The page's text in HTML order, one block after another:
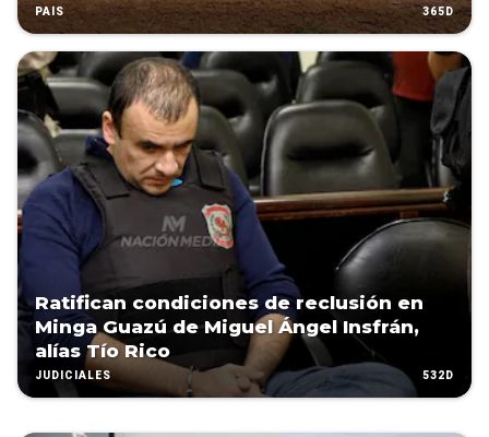
PAÍS 365D
Ratifican condiciones de reclusión en
Minga Guazú de Miguel Ángel Insfrán,
alías Tío Rico
JUDICIALES 532D